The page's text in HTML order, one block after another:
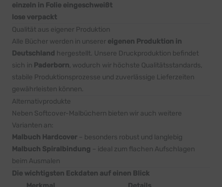
einzeln in Folie eingeschweißt
lose verpackt
Qualität aus eigener Produktion
Alle Bücher werden in unserer eigenen Produktion in
Deutschland hergestellt. Unsere Druckproduktion befindet
sich in Paderborn, wodurch wir höchste Qualitätsstandards,
stabile Produktionsprozesse und zuverlässige Lieferzeiten
gewährleisten können.
Alternativprodukte
Neben Softcover-Malbüchern bieten wir auch weitere
Varianten an:
Malbuch Hardcover – besonders robust und langlebig
Malbuch Spiralbindung – ideal zum flachen Aufschlagen
beim Ausmalen
Die wichtigsten Eckdaten auf einen Blick